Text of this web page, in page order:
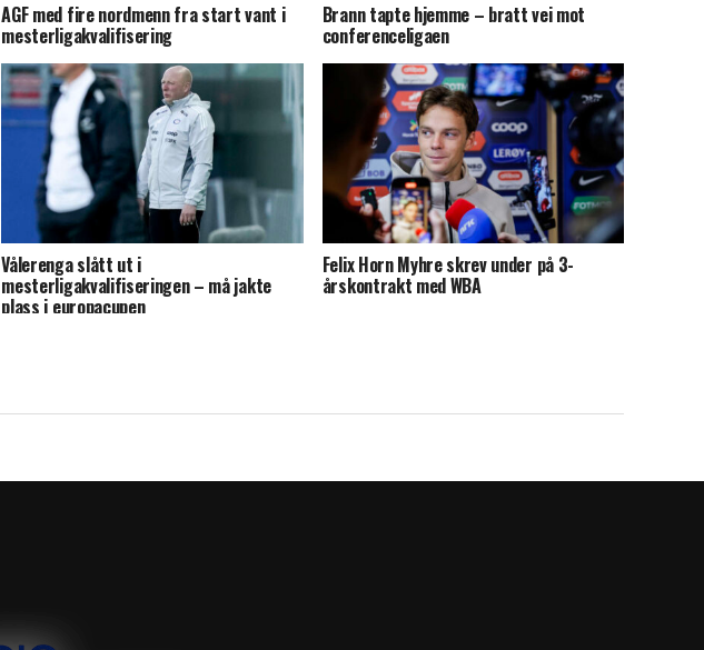
AGF med fire nordmenn fra start vant i
mesterligakvalifisering
Brann tapte hjemme – bratt vei mot
conferenceligaen
Vålerenga slått ut i
mesterligakvalifiseringen – må jakte
plass i europacupen
Felix Horn Myhre skrev under på 3-
årskontrakt med WBA